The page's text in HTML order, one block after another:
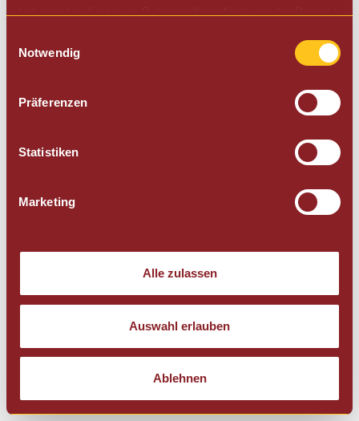
Notwendig
Präferenzen
Statistiken
Marketing
Alle zulassen
Auswahl erlauben
Ablehnen
© copyright 2026 Café etc. GmbH